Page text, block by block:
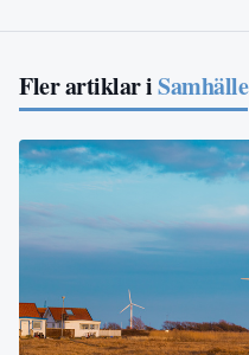
Fler artiklar iSamhälle